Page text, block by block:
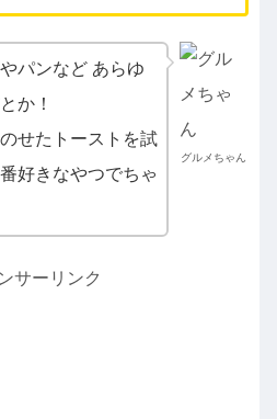
グルメちゃん
パンなど あらゆ
か！
せたトーストを試
好きなやつでちゃ
サーリンク